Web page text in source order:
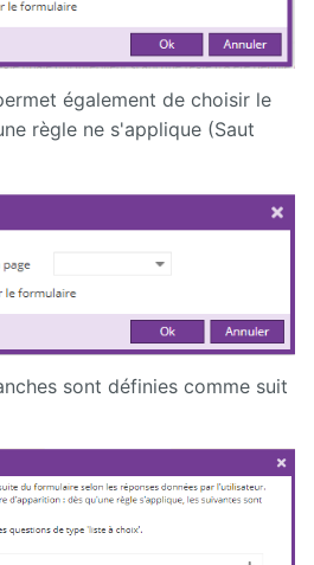
également de choisir le
règle ne s'applique (Saut
sont définies comme suit